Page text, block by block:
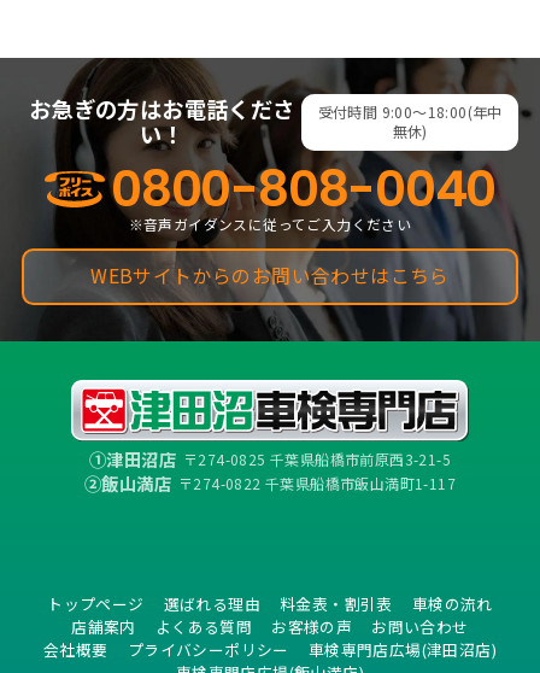
お急ぎの方はお電話くださ
い！
受付時間 9:00～18:00(年中
無休)
0800-808-0040
※音声ガイダンスに従ってご入力ください
WEBサイトからのお問い合わせはこちら
①津田沼店 〒274-0825 千葉県船橋市前原西3-21-5
②飯山満店 〒274-0822 千葉県船橋市飯山満町1-117
トップページ 選ばれる理由 料金表・割引表
車検の流れ
店舗案内
よくある質問 お客様の声
お問い合わせ
会社概要
プライバシーポリシー
車検専門店広場(津田沼店)